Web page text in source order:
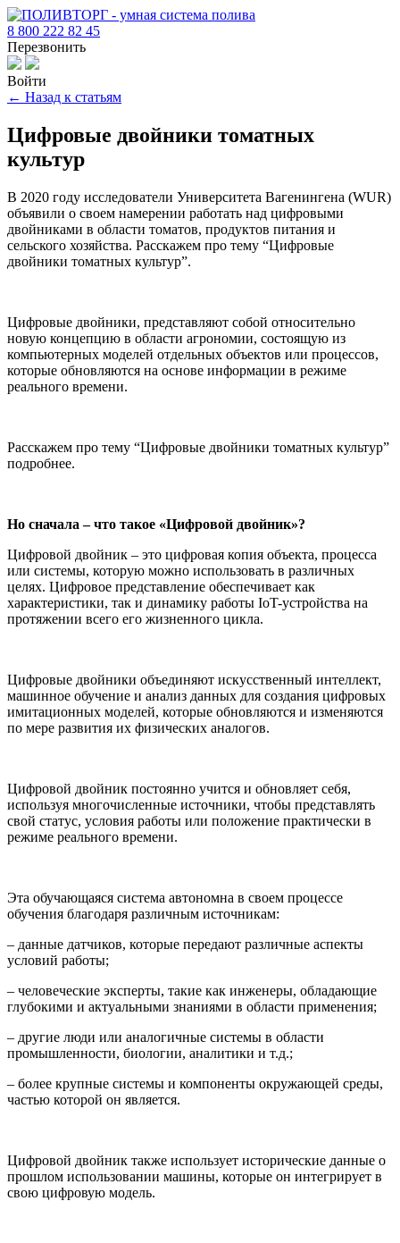
8 800 222 82 45
Перезвонить
Войти
← Назад к статьям
Цифровые двойники томатных
культур
В 2020 году исследователи Университета Вагенингена (WUR)
объявили о своем намерении работать над цифровыми
двойниками в области томатов, продуктов питания и
сельского хозяйства. Расскажем про тему “Цифровые
двойники томатных культур”.
Цифровые двойники, представляют собой относительно
новую концепцию в области агрономии, состоящую из
компьютерных моделей отдельных объектов или процессов,
которые обновляются на основе информации в режиме
реального времени.
Расскажем про тему “Цифровые двойники томатных культур”
подробнее.
Но сначала – что такое «Цифровой двойник»?
Цифровой двойник – это цифровая копия объекта, процесса
или системы, которую можно использовать в различных
целях. Цифровое представление обеспечивает как
характеристики, так и динамику работы IoT-устройства на
протяжении всего его жизненного цикла.
Цифровые двойники объединяют искусственный интеллект,
машинное обучение и анализ данных для создания цифровых
имитационных моделей, которые обновляются и изменяются
по мере развития их физических аналогов.
Цифровой двойник постоянно учится и обновляет себя,
используя многочисленные источники, чтобы представлять
свой статус, условия работы или положение практически в
режиме реального времени.
Эта обучающаяся система автономна в своем процессе
обучения благодаря различным источникам:
– данные датчиков, которые передают различные аспекты
условий работы;
– человеческие эксперты, такие как инженеры, обладающие
глубокими и актуальными знаниями в области применения;
– другие люди или аналогичные системы в области
промышленности, биологии, аналитики и т.д.;
– более крупные системы и компоненты окружающей среды,
частью которой он является.
Цифровой двойник также использует исторические данные о
прошлом использовании машины, которые он интегрирует в
свою цифровую модель.